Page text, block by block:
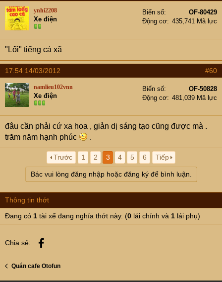
ynhi2208
Xe điện
Biển số
OF-80429
Động cơ
435,741 Mã lực
"Lổi" tiếng cả xã
17:54 14/03/2012 #60
namlieu102vnn
Xe điện
Biển số
OF-50828
Động cơ
481,039 Mã lực
đâu cần phải cứ xa hoa , giản dị sáng tạo cũng được mà .
trăm năm hạnh phúc
.
Trước 1 2 3 4 5 6 Tiếp
Bác vui lòng đăng nhập hoặc đăng ký để bình luận.
Thông tin thớt
Đang có 1 tài xế đang nghía thớt này. (0 lái chính và 1 lái phụ)
Chia sẻ:
Quán cafe Otofun